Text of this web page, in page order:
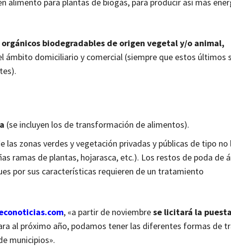
biodegradables de origen vegetal y/o animal,
domiciliario y comercial (siempre que estos últimos
(se incluyen los de transformación de alimentos).
las zonas verdes y vegetación privadas y públicas de tipo no
ramas de plantas, hojarasca, etc.). Los restos de poda de
por sus características requieren de un tratamiento
, «a partir de noviembrese licitará la
al próximo año, podamos tener las diferentes formas de
municipios».